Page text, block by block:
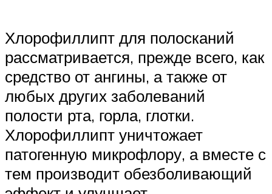
Хлорофиллипт для полосканий
рассматривается, прежде всего, как
средство от ангины, а также от
любых других заболеваний
полости рта, горла, глотки.
Хлорофиллипт уничтожает
патогенную микрофлору, а вместе с
тем производит обезболивающий